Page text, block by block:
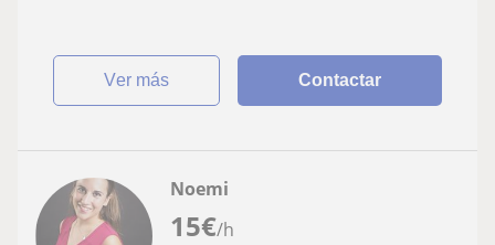
ver más Contactar
15€/h
Noemi